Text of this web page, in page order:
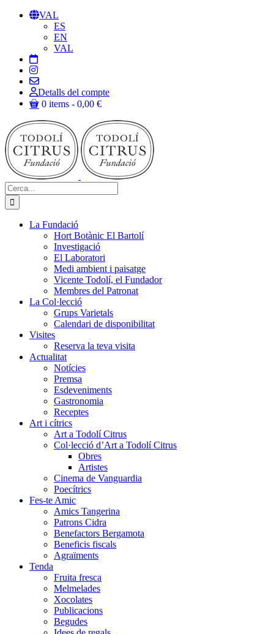
Skip
VAL
ES
EN
VAL
Detalls del compte
0 items
0,00 €
Cerca:
La Fundació
Hort Botànic El Bartolí
Investigació
El Laboratori
Medi ambient i paisatge
Vicente Todolí, el Fundador
Membres del Patronat
La Col·lecció
Grups Varietals
Calendari de disponibilitat
Visites
Reserva la teva visita
Actualitat
Notícies
Premsa
Esdeveniments
Gastronomia
Receptes
Art i cítrics
Art a Todolí Citrus
Col·lecció d’Art a Todolí Citrus
Obres
Artistes
Cinema de Vanguardia
Poecítrics
Fes-te Amic
Amics Tangerina
Patrons Cidra
Benefactors Bergamota
Beneficis fiscals
Agraïments
Tenda
Fruita fresca
Melmelades
Xocolates
Publicacions
Begudes